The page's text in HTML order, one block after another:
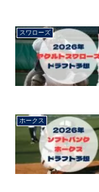
スワローズ
ホークス